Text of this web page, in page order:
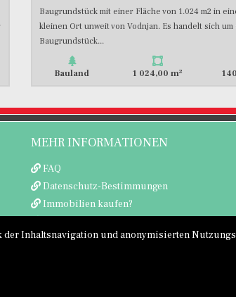
Baugrundstück mit einer Fläche von 1.024 m2 in
kleinen Ort unweit von Vodnjan. Es handelt sich um
Baugrundstück...
Bauland 1 024,00 m2
MEHR INFORMATIONEN
FAQ
Datenschutz-Bestimmungen
Immobilien kaufen?
Inhaltsnavigation und anonymisierten